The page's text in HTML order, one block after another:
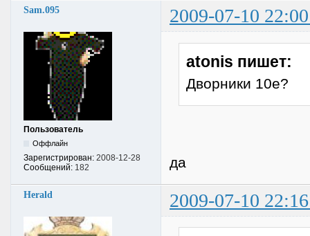
Sam.095 2009-07-10
Пользователь
Оффлайн
Зарегистрирован: 2008-12-28
Сообщений: 182
atonis пишет:
Дворники 10е?
да
Herald 2009-07-10